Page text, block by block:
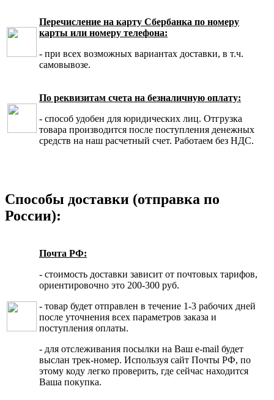
Перечисление на карту Сбербанка по номеру
карты или номеру телефона:
- при всех возможных вариантах доставки, в т.ч.
самовывозе.
По реквизитам счета на безналичную оплату:
- способ удобен для юридических лиц. Отгрузка
товара производится после поступления денежных
средств на наш расчетный счет. Работаем без НДС.
Способы доставки (отправка по
России):
Почта РФ:
- стоимость доставки зависит от почтовых тарифов,
ориентировочно это 200-300 руб.
- товар будет отправлен в течение 1-3 рабочих дней
после уточнения всех параметров заказа и
поступления оплаты.
- для отслеживания посылки на Ваш e-mail будет
выслан трек-номер. Используя сайт Почты РФ, по
этому коду легко проверить, где сейчас находится
Ваша покупка.